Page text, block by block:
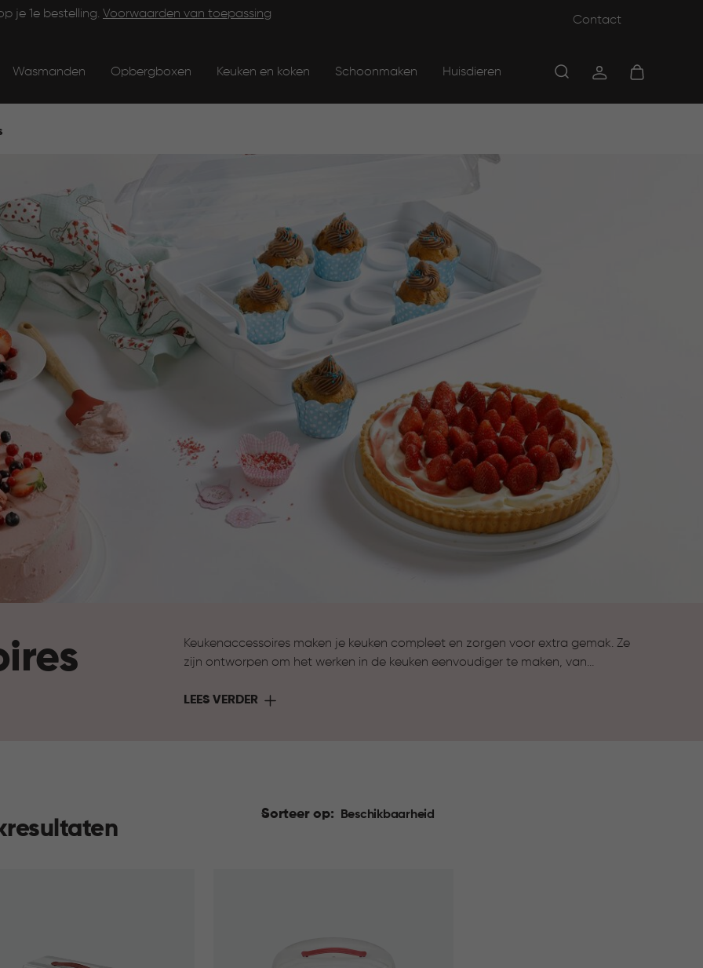
je 1e bestelling. Voorwaarden van toepassing Contact
Wasmanden Opbergboxen Keuken en koken Schoonmaken Huisdieren
Keukenaccessoires maken je keuken compleet en zorgen voor extra gemak. Ze
zijn ontworpen om het werken in de keuken eenvoudiger te maken, van
nodig hebt om jouw keuken compleet te maken.
LEES VERDER
Sorteer op: Beschikbaarheid